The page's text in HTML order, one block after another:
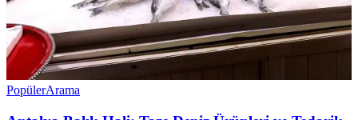
PopülerArama